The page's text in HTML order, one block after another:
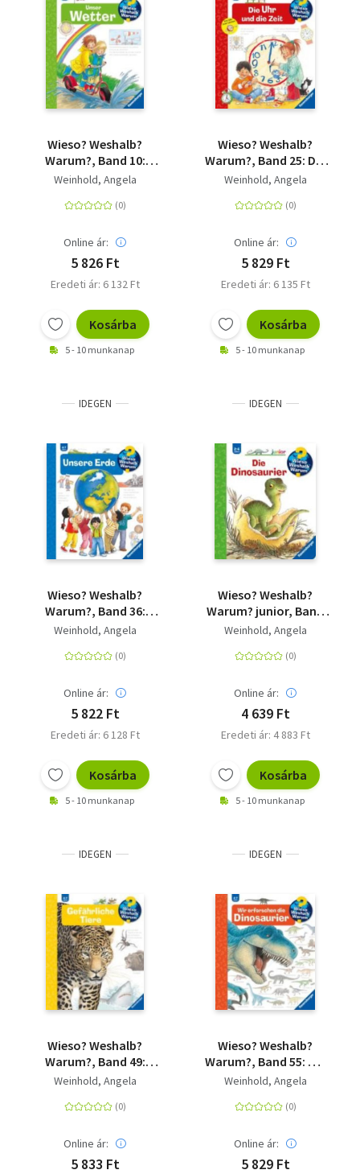
Wieso? Weshalb?
Warum?, Band 10:
Unser Wetter
Weinhold, Angela
Online ár:
5 826 Ft
Eredeti ár: 6 132 Ft
Kosárba
5 - 10 munkanap
Wieso? Weshalb?
Warum?, Band 25: Die
Uhr und die Zeit
Weinhold, Angela
Online ár:
5 829 Ft
Eredeti ár: 6 135 Ft
Kosárba
5 - 10 munkanap
IDEGEN
Wieso? Weshalb?
Warum?, Band 36:
Unsere Erde
Weinhold, Angela
Online ár:
5 822 Ft
Eredeti ár: 6 128 Ft
Kosárba
5 - 10 munkanap
IDEGEN
Wieso? Weshalb?
Warum? junior, Band
25: Die Dinosaurier
Weinhold, Angela
Online ár:
4 639 Ft
Eredeti ár: 4 883 Ft
Kosárba
5 - 10 munkanap
IDEGEN
Wieso? Weshalb?
Warum?, Band 49:
Gefährliche Tiere
Weinhold, Angela
Online ár:
5 833 Ft
IDEGEN
Wieso? Weshalb?
Warum?, Band 55: Wir
erforschen die
Weinhold, Angela
Online ár:
5 829 Ft